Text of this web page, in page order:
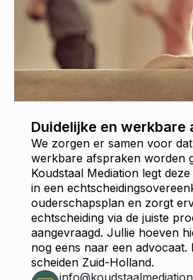
Duidelijke en werkbare
We zorgen er samen voor
werkbare afspraken worden
Koudstaal Mediation legt
in een
ouderschapsplan en zorgt
echtscheiding via de juiste
aangevraagd. Jullie hoeven
nog eens naar een advocaat.
scheiden Zuid-Holland.